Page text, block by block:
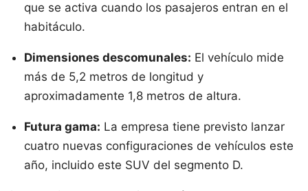
que se activa cuando los pasajeros entran en el
habitáculo.
Dimensiones descomunales: El vehículo mide
más de 5,2 metros de longitud y
aproximadamente 1,8 metros de altura.
Futura gama: La empresa tiene previsto lanzar
cuatro nuevas configuraciones de vehículos este
año, incluido este SUV del segmento D.